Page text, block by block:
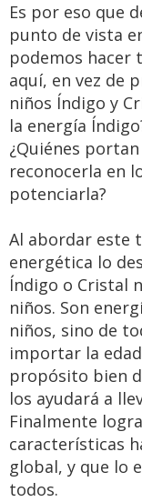
Es por eso que
punto de vista
podemos hacer
aquí, en vez de
niños Índigo y
la energía
¿Quiénes
reconocerla en
potenciarla?
Al abordar este
energética lo
Índigo o Cristal
niños. Son
niños, sino de
importar la
propósito bien
los ayudará a
Finalmente
características
global, y que lo
todos.